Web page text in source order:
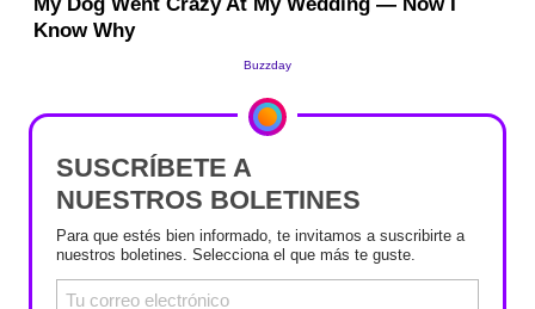
SUSCRÍBETE A
NUESTROS BOLETINES
Para que estés bien informado, te invitamos a suscribirte a
nuestros boletines. Selecciona el que más te guste.